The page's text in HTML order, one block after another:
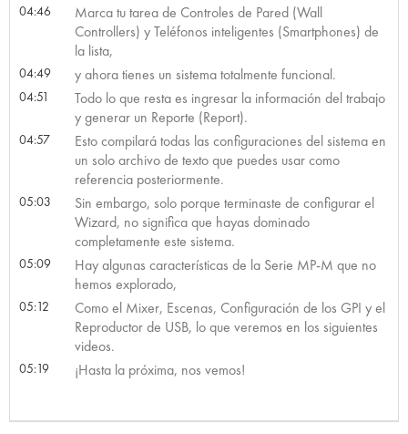
04:46
Marca tu tarea de Controles de Pared (Wall
Controllers) y Teléfonos inteligentes (Smartphones) de
la lista,
04:49 y ahora tienes un sistema totalmente funcional.
04:51
Todo lo que resta es ingresar la información del trabajo
y generar un Reporte (Report).
04:57
Esto compilará todas las configuraciones del sistema en
un solo archivo de texto que puedes usar como
referencia posteriormente.
05:03
Sin embargo, solo porque terminaste de configurar el
Wizard, no significa que hayas dominado
completamente este sistema.
05:09
Hay algunas características de la Serie MP-M que no
hemos explorado,
05:12
Como el Mixer, Escenas, Configuración de los GPI y el
Reproductor de USB, lo que veremos en los siguientes
videos.
05:19 ¡Hasta la próxima, nos vemos!